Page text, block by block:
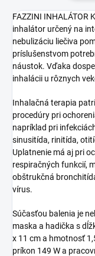
FAZZINI INHALÁTOR
inhalátor určený na
nebulizáciu liečiva
príslušenstvom
náustok. Vďaka
inhalácii u rôznych
Inhalačná terapia
procedúry pri
napríklad pri
sinusitída, rinitída,
Uplatnenie má aj pri
respiračných funkcií,
obštrukčná
vírus.
Súčasťou balenia je
maska a hadička s
x 11 cm a hmotnosť
príkon 149 W a